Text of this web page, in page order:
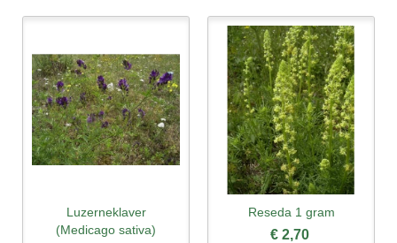
Luzerneklaver
(Medicago sativa)
Reseda 1 gram
€ 2,70